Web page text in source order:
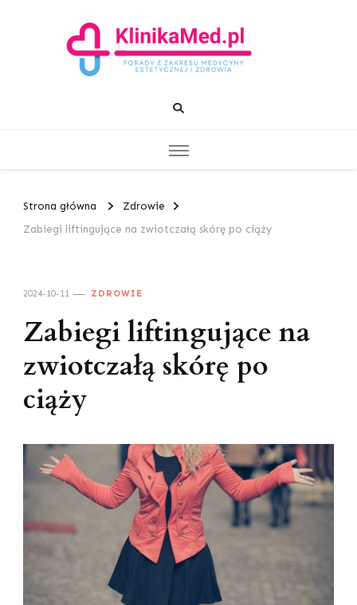
KlinikaMed.pl
Strona główna
Zdrowie
Zabiegi liftingujące na zwiotczałą skórę po ciąży
2024-10-11 ZDROWIE
Zabiegi liftingujące na
zwiotczałą skórę po
ciąży